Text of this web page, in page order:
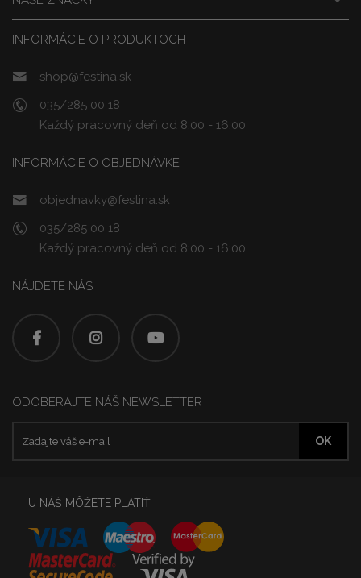
INFORMÁCIE O PRODUKTOCH
shop@festina.sk
035/285 00 18
Každý pracovný deň od 8:00 - 16:00
INFORMÁCIE O OBJEDNÁVKE
objednavky@festina.sk
035/285 00 18
Každý pracovný deň od 8:00 - 16:00
NÁJDETE NÁS
ODOBERAJTE NÁŠ NEWSLETTER
U NÁŠ MÔŽETE PLATIŤ